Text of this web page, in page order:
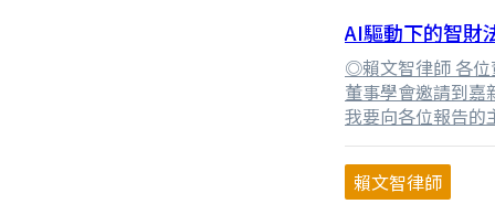
AI驅動下的智財
◎賴文智律師 各位
董事學會邀請到嘉
我要向各位報告的
戰」。隨著人工智
臨前所未有的治理
四個角度來探討
賴文智律師